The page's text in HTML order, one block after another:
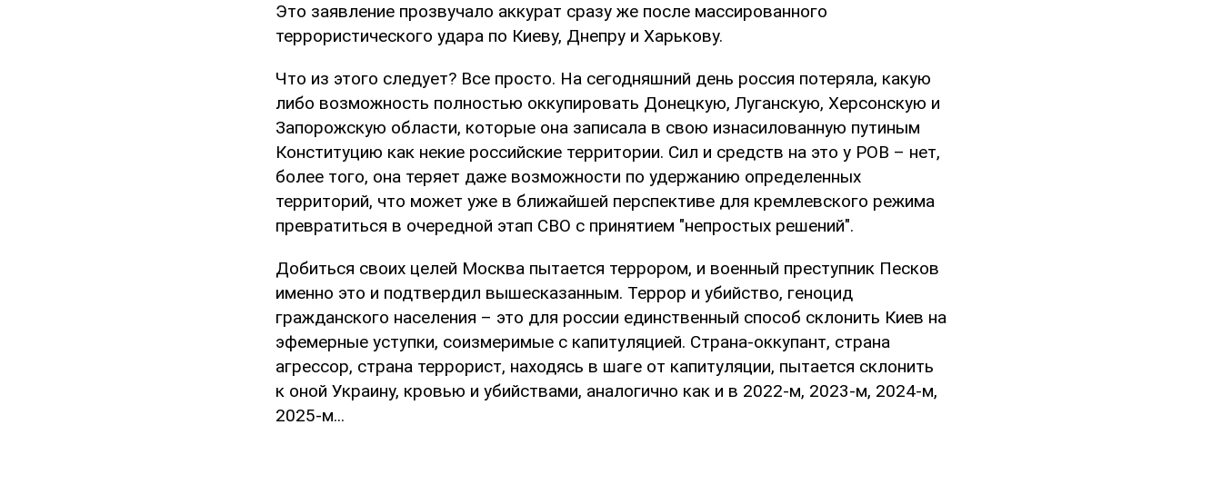
Это заявление прозвучало аккурат сразу же после массированного
террористического удара по Киеву, Днепру и Харькову.
Что из этого следует? Все просто. На сегодняшний день россия потеряла, какую
либо возможность полностью оккупировать Донецкую, Луганскую, Херсонскую и
Запорожскую области, которые она записала в свою изнасилованную путиным
Конституцию как некие российские территории. Сил и средств на это у РОВ – нет,
более того, она теряет даже возможности по удержанию определенных
территорий, что может уже в ближайшей перспективе для кремлевского режима
превратиться в очередной этап СВО с принятием "непростых решений".
Добиться своих целей Москва пытается террором, и военный преступник Песков
именно это и подтвердил вышесказанным. Террор и убийство, геноцид
гражданского населения – это для россии единственный способ склонить Киев на
эфемерные уступки, соизмеримые с капитуляцией. Страна-оккупант, страна
агрессор, страна террорист, находясь в шаге от капитуляции, пытается склонить
к оной Украину, кровью и убийствами, аналогично как и в 2022-м, 2023-м, 2024-м,
2025-м...